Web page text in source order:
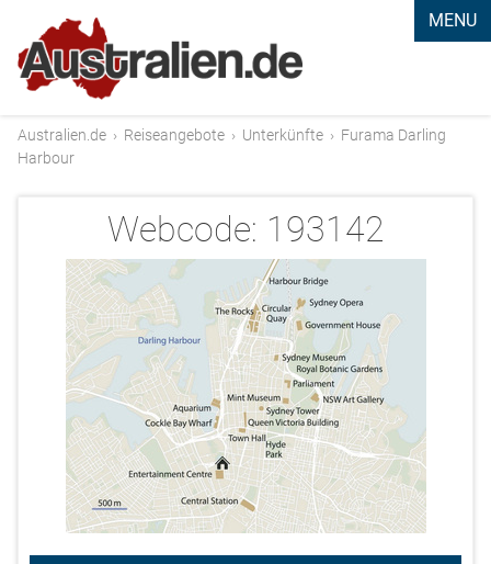
MENU
Australien.de › Reiseangebote › Unterkünfte › Furama Darling
Harbour
Webcode: 193142